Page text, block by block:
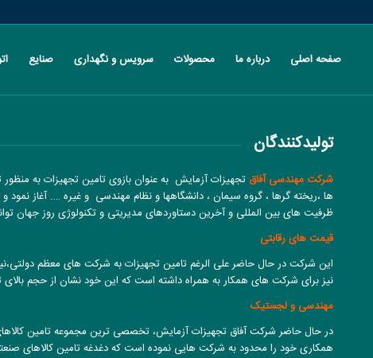
صفحه اصلی درباره ما محصولات سرویس و نگهداری صنایع
تولیدکنندگان
شرکت مهندسی آفاق تجهیزات آزمایش به عنوان بازوی تامین تجهیزات به منظور
ها ،ریخته گرها ، گروه سیمان ، دانشگاهها و نظام مهندسی و غیره …. آغاز
ظرفیت های بین المللی و آخرین دستاوردهای مدیریتی و تکنولوژی روز جهان
قیمت های رقابتی
این شرکت در حال حاضر علی الرغم تامین تجهیزات به شرکت های معظم
نیز برای شرکت های همکار به همراه داشته است که این خود نشان از حجم
مهندسی و لجستیک
در حال حاضر شرکت آفاق تجهیزات آزمایش، تخصصی ترین مجموعه تامین کالاهای
همکاری خود را محدود به شرکت هایی نموده است که دغدغه تامین کالاهای